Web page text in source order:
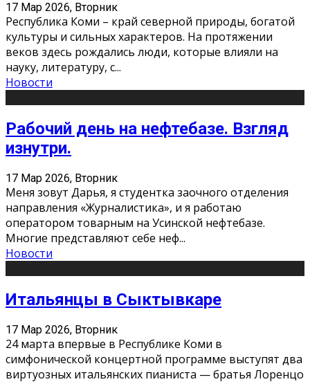
17 Мар 2026, Вторник
Республика Коми – край северной природы, богатой
культуры и сильных характеров. На протяжении
веков здесь рождались люди, которые влияли на
науку, литературу, с...
Новости
Рабочий день на нефтебазе. Взгляд
изнутри.
17 Мар 2026, Вторник
Меня зовут Дарья, я студентка заочного отделения
направления «Журналистика», и я работаю
оператором товарным на Усинской нефтебазе.
Многие представляют себе неф...
Новости
Итальянцы в Сыктывкаре
17 Мар 2026, Вторник
24 марта впервые в Республике Коми в
симфонической концертной программе выступят два
виртуозных итальянских пианиста — братья Лоренцо